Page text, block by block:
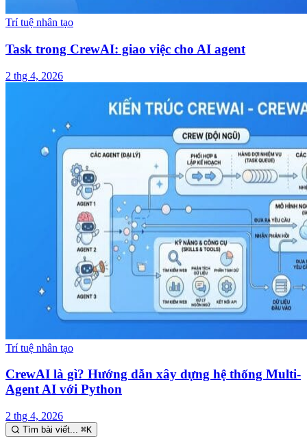
Trí tuệ nhân tạo
Task trong CrewAI: giao việc cho AI agent
2 thg 4, 2026
Trí tuệ nhân tạo
CrewAI là gì? Hướng dẫn xây dựng hệ thống Multi-
Agent AI với Python
2 thg 4, 2026
Tìm bài viết... ⌘K